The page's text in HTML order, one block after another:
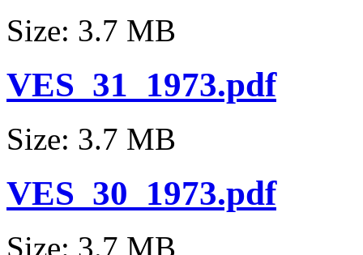
Size: 3.7 MB
VES_31_1973.pdf
Size: 3.7 MB
VES_30_1973.pdf
Size: 3.7 MB